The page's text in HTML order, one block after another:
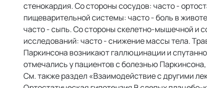
стенокардия. Со стороны сосудов: часто -
пищеварительной системы: часто - боль в
часто - сыпь. Со стороны скелетно-мышечной и
исследований: часто - снижение массы тела.
Паркинсона возникают галлюцинации и
отмечались у пациентов с болезнью
См. также раздел «Взаимодействие с другими